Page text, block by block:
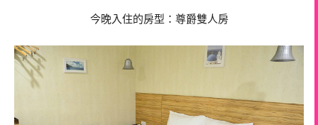
今晚入住的房型：尊爵雙人房